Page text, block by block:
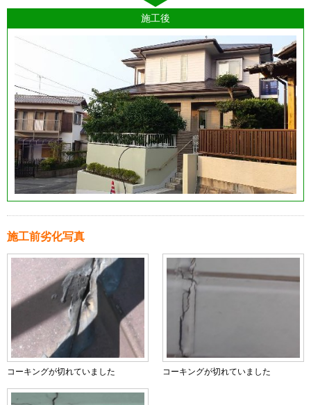
施工後
施工前劣化写真
コーキングが切れていました コーキングが切れていました